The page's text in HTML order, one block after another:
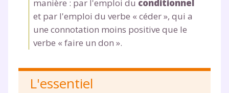
manière : par l'emploi du conditionnel
et par l'emploi du verbe « céder », qui a
une connotation moins positive que le
verbe « faire un don ».
L'essentiel
année scolaire ?
Testez gratuitement